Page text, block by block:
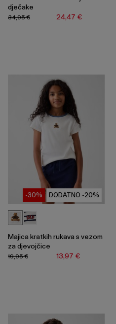
dječake
24,47 €
34,95 €
DODATNO -20%
-30%
Majica kratkih rukava s vezom
za djevojčice
13,97 €
19,95 €